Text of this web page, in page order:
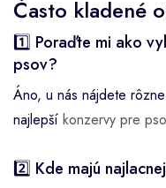
Často kladené
1️⃣ Poraďte mi ako
psov?
Áno, u nás nájdete
najlepší konzervy pre
2️⃣ Kde majú